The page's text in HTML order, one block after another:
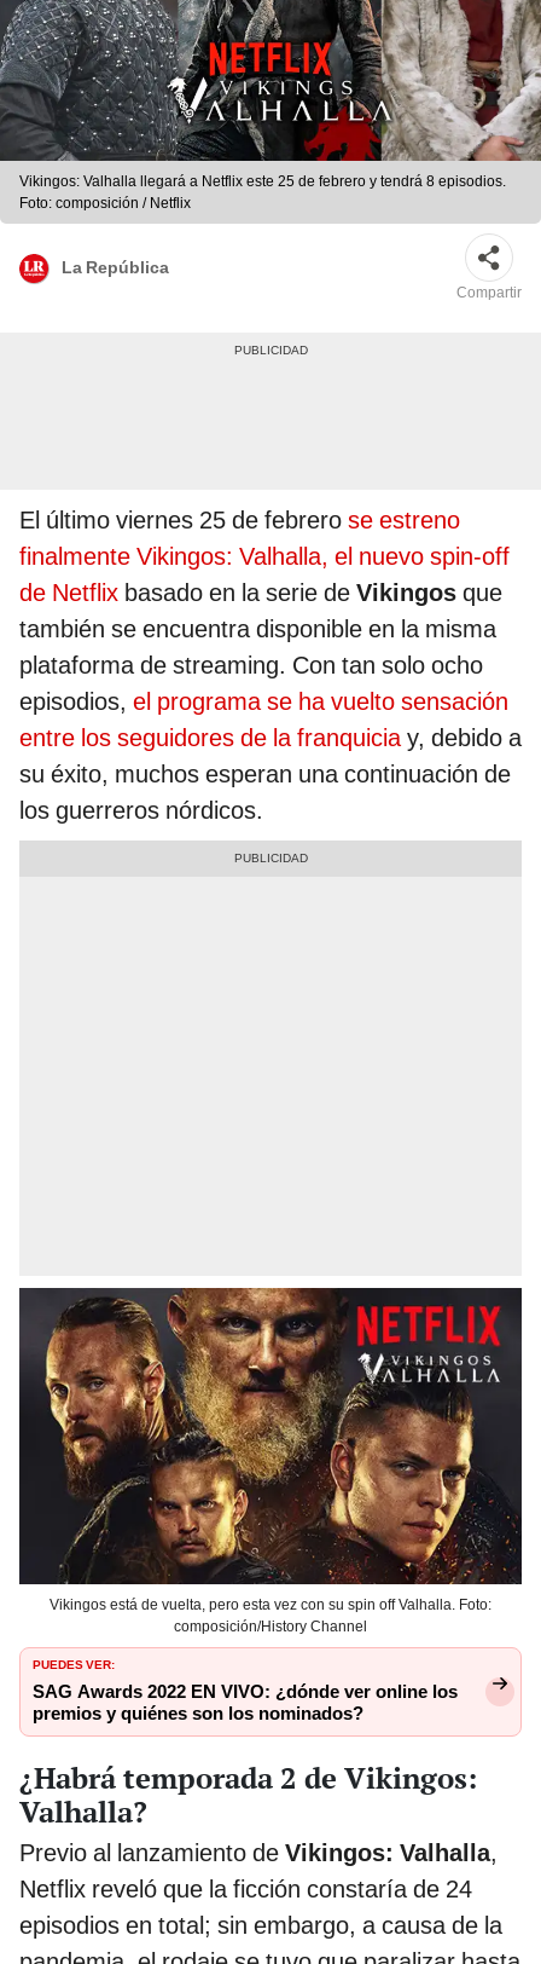
Vikingos: Valhalla llegará a Netflix este 25 de febrero y tendrá 8 episodios.
Foto: composición / Netflix
La República
Compartir
El último viernes 25 de febrero se estreno
finalmente Vikingos: Valhalla, el nuevo spin-off
de Netflix basado en la serie de Vikingos que
también se encuentra disponible en la misma
plataforma de streaming. Con tan solo ocho
episodios, el programa se ha vuelto sensación
entre los seguidores de la franquiciay, debido a
su éxito, muchos esperan una continuación de
los guerreros nórdicos.
Vikingos está de vuelta, pero esta vez con su spin off Valhalla. Foto:
composición/History Channel
PUEDES VER:
SAG Awards 2022 EN VIVO: ¿dónde ver online los
premios y quiénes son los nominados?
¿Habrá temporada 2 de Vikingos:
Valhalla?
Previo al lanzamiento de Vikingos: Valhalla,
Netflix reveló que la ficción constaría de 24
episodios en total; sin embargo, a causa de la